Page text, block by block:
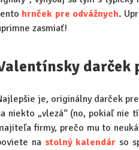
hrnček pre odvážnych.
zasmiať!
darček
je, originálny darček
niekto „vlezá“ (no, pokiaľ nie
firmy, prečo mu to
na stolný kalendár so